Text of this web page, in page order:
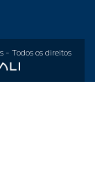
- Todos os direitos